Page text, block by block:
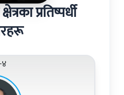
प्रतिष्पर्धी
४